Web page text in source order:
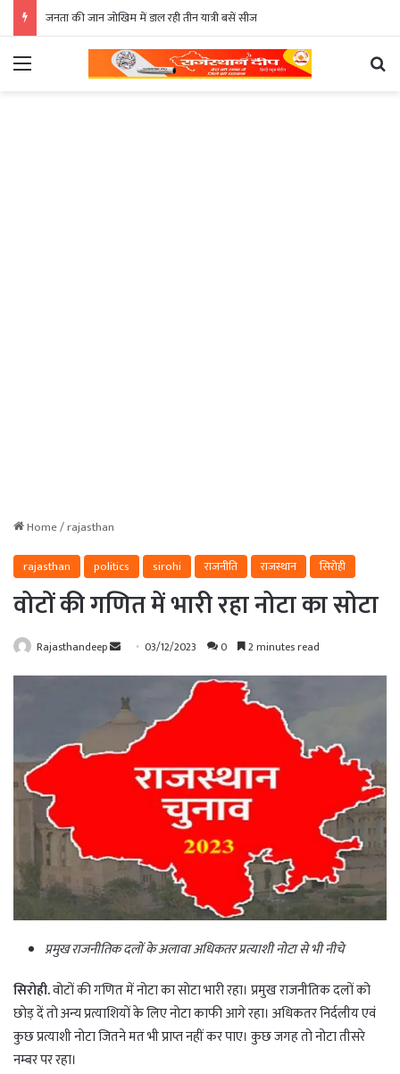
जनता की जान जोखिम में डाल रही तीन यात्री बसें सीज
Menu
Home/rajasthan
rajasthan
politics sirohi राजनीति राजस्थान सिरोही
वोटों की गणित में भारी रहा नोटा का सोटा
Rajasthandeep
Send 03/12/2023 0 2 minutes read
प्रमुख राजनीतिक दलों के अलावा अधिकतर प्रत्याशी नोटा से भी नीचे
सिरोही.वोटों की गणित में नोटा का सोटा भारी रहा। प्रमुख राजनीतिक दलों को
छोड़ दें तो अन्य प्रत्याशियों के लिए नोटा काफी आगे रहा। अधिकतर निर्दलीय एवं
कुछ प्रत्याशी नोटा जितने मत भी प्राप्त नहीं कर पाए। कुछ जगह तो नोटा तीसरे
नम्बर पर रहा।